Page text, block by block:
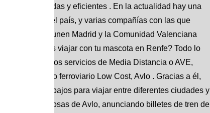
más cómodas y eficientes . En la actualidad hay una
del país, y varias compañías con las que
Avlo que unen Madrid y la Comunidad Valenciana
puedes viajar con tu mascota en Renfe? Todo lo
además de los servicios de Media Distancia o AVE,
es el servicio ferroviario Low Cost, Avlo . Gracias a él,
de precios bajos para viajar entre diferentes ciudades y
más jugosas de Avlo, anunciando billetes de tren de